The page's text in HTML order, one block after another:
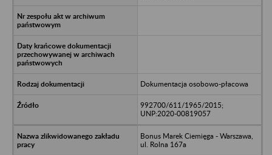
Dokumentacja osobowo-płacowa
992700/611/1965/2015;
UNP:2020-00819057
Bonus Marek Ciemięga - Warszawa,
ul. Rolna 167a